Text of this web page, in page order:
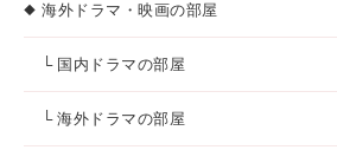
海外ドラマ・映画の部屋
└ 国内ドラマの部屋
└ 海外ドラマの部屋